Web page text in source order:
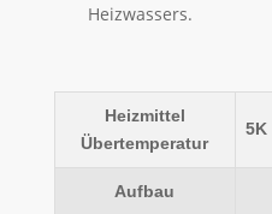
Heizwassers.
Heizmittel
Übertemperatur
5K
Aufbau